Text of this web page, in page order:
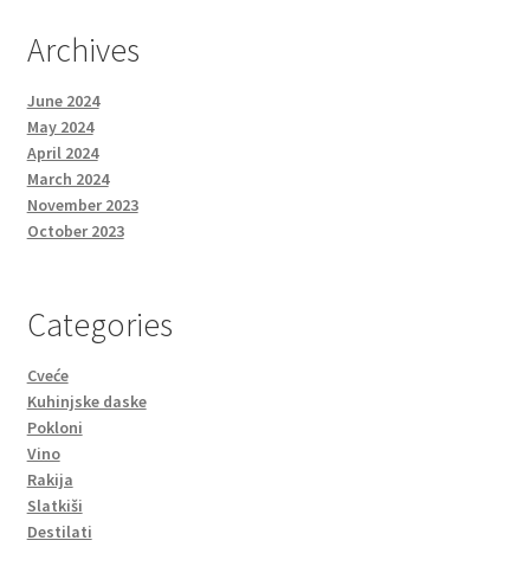
Archives
June 2024
May 2024
April 2024
March 2024
November 2023
October 2023
Categories
Cveće
Kuhinjske daske
Pokloni
Vino
Rakija
Slatkiši
Destilati